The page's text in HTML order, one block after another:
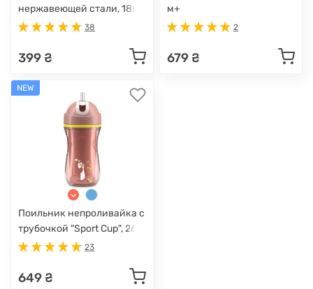
нержавеющей стали, 18м+
38
399 ₴
м+
2
679 ₴
NEW
Поильник непроливайка с
трубочкой "Sport Cup", 266
мл, 14м+
23
649 ₴